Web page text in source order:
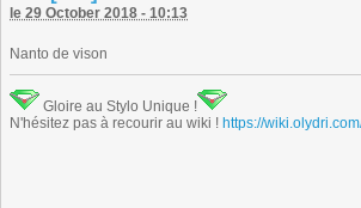
le 29 October 2018 - 10:13
Nanto de vison
Gloire au Stylo Unique !
N'hésitez pas à recourir au wiki ! https://